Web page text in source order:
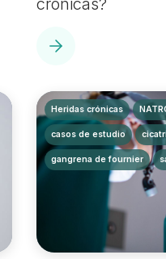
crónicas?
Heridas crónicas
casos de estudio
gangrena de fournier